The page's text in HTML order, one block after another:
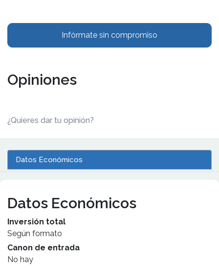
Infórmate sin compromiso
Opiniones
¿Quieres dar tu opinión?
Datos Económicos
Datos Económicos
Inversión total
Según formato
Canon de entrada
No hay